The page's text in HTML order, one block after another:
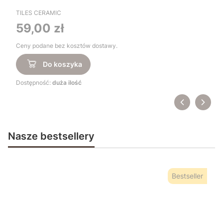
TILES CERAMIC
Cena
59,00 zł
Ceny podane bez kosztów dostawy.
Do koszyka
Dostępność: duża ilość
Nasze bestsellery
Bestseller